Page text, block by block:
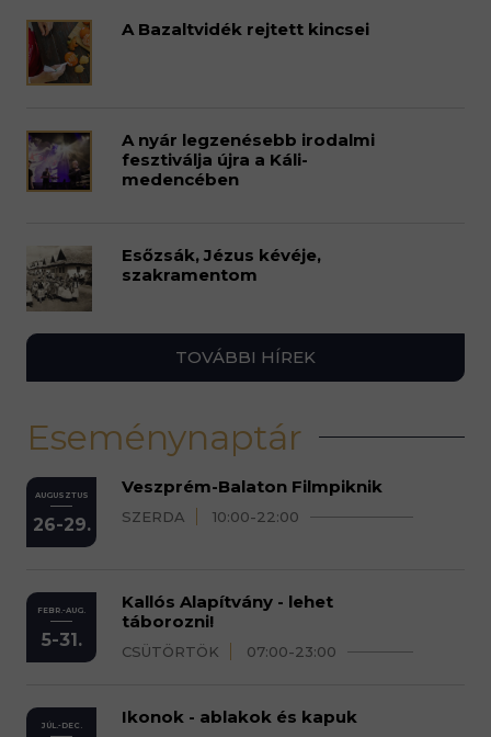
A Bazaltvidék rejtett kincsei
A nyár legzenésebb irodalmi
fesztiválja újra a Káli-
medencében
Esőzsák, Jézus kévéje,
szakramentom
TOVÁBBI HÍREK
Eseménynaptár
AUGUSZTUS
26-29.
Veszprém-Balaton Filmpiknik
SZERDA 10:00-22:00
FEBR.-AUG.
5-31.
Kallós Alapítvány - lehet
táborozni!
CSÜTÖRTÖK 07:00-23:00
JÚL.-DEC. Ikonok - ablakok és kapuk